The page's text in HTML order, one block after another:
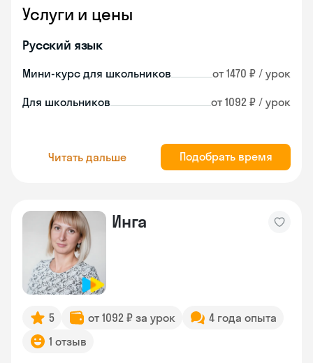
Услуги и цены
Русский язык
Мини-курс для школьников от 1470 ₽ / урок
Для школьников от 1092 ₽ / урок
Читать дальше Подобрать время
Инга
5 от 1092 ₽ за урок
4 года опыта
1 отзыв